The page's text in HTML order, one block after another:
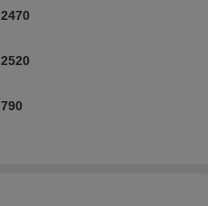
2470
2520
790